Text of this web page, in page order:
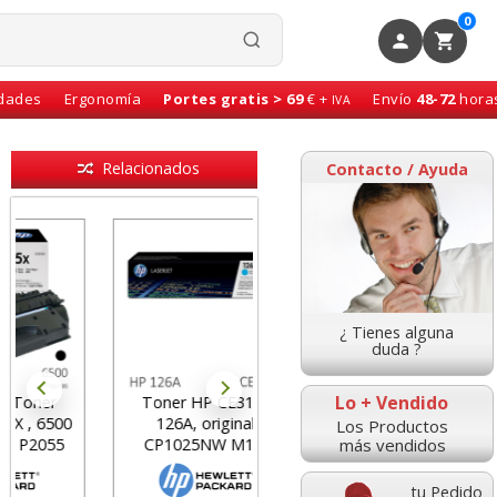
0
Ergonomía Portes gratis > 69€ + IVA Envío 48-72
Contacto / Ayuda
¿ Tienes alguna
duda ?
Lo + Vendido
Los Productos
más vendidos
tu Pedido
Relacionados
Toner HP CE311A
126A, original,
CP1025NW M175
Toner HP 44A original,
negro HP CF244A,
M15A, M15W,
MFPM28W